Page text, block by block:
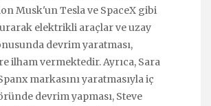
Musk'un Tesla ve SpaceX gibi
elektrikli araçlar ve uzay
devrim yaratması,
ilham vermektedir. Ayrıca, Sara
markasını yaratmasıyla iç
devrim yapması, Steve